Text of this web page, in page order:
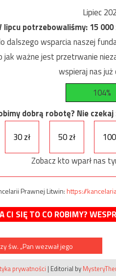
Lipiec
lipcu potrzebowaliśmy:15 000
dalszego wsparcia naszej
ważne jest przetrwanie
wspieraj nas
104%
dobrą robotę? Nie
30 zł
50 zł
Zobacz kto wparł nas
Prawnej Litwin:https://
CI SIĘ TO CO ROBIMY?
św. „Pan wezwał jego
prywatności | Editorial by